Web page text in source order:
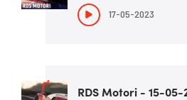
17-05-2023
RDS Motori - 15-05-